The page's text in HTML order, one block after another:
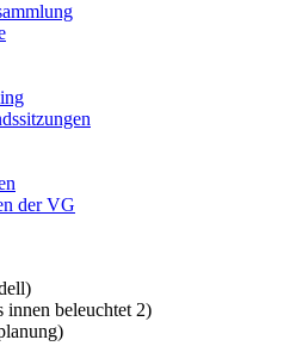
der VG